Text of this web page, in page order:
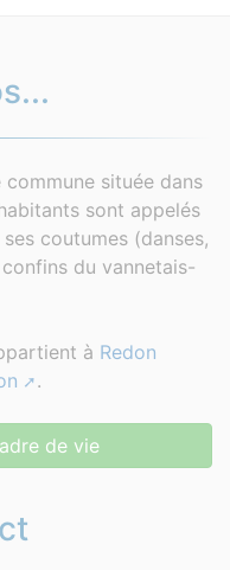
située dans
sont appelés
coutumes (danses,
du vannetais-
à Redon
.
de vie